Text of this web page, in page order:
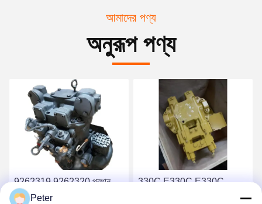
আমাদের পণ্য
অনুরূপ পণ্য
9262319 9262320 প্রধান
হাইড্রোলিক পাম্প HPV118
330C E330C E330C
Peter